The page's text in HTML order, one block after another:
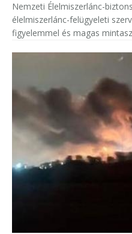
Nemzeti Élelmiszerlánc-
élelmiszerlánc-felügyeleti
figyelemmel és magas